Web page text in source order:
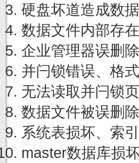
硬盘坏道造成数
数据文件内部存
企业管理器误删
并闩锁错误、格
无法读取并闩锁
数据文件被误删
系统表损坏、索
master数据库损